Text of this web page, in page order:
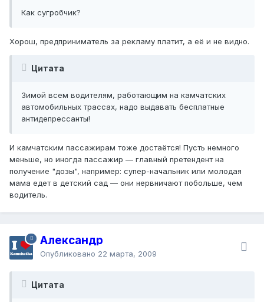
Как сугробчик?
Хорош, предприниматель за рекламу платит, а её и не видно.
Цитата
Зимой всем водителям, работающим на камчатских
автомобильных трассах, надо выдавать бесплатные
антидепрессанты!
И камчатским пассажирам тоже достаётся! Пусть немного
меньше, но иногда пассажир — главный претендент на
получение "дозы", например: супер-начальник или молодая
мама едет в детский сад — они нервничают побольше, чем
водитель.
Александр
Опубликовано 22 марта, 2009
Цитата